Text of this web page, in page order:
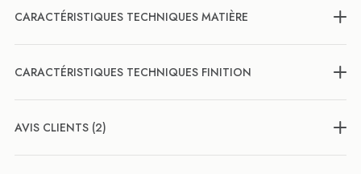
CARACTÉRISTIQUES TECHNIQUES MATIÈRE
CARACTÉRISTIQUES TECHNIQUES FINITION
AVIS CLIENTS (2)